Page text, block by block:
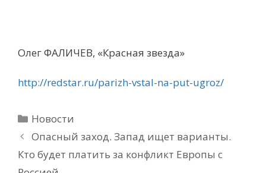
Олег ФАЛИЧЕВ, «Красная звезда»
http://redstar.ru/parizh-vstal-na-put-ugroz/
Рубрики
Новости
Опасный заход. Запад ищет варианты.
Кто будет платить за конфликт Европы с